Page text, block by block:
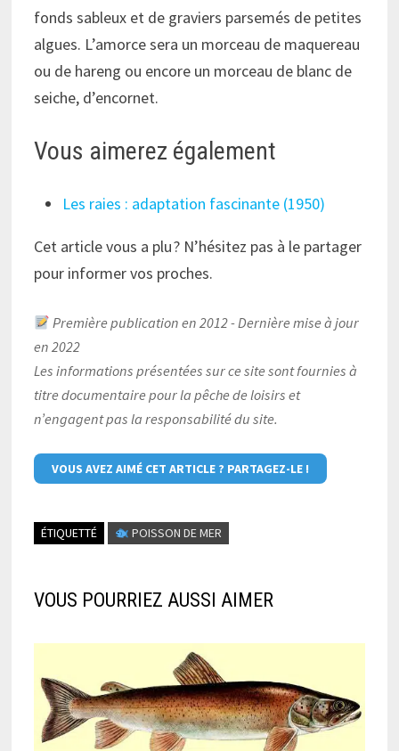
fonds sableux et de graviers parsemés de petites
algues. L’amorce sera un morceau de maquereau
ou de hareng ou encore un morceau de blanc de
seiche, d’encornet.
Vous aimerez également
Les raies : adaptation fascinante (1950)
Cet article vous a plu ? N’hésitez pas à le partager
pour informer vos proches.
Première publication en 2012 - Dernière mise à jour
en 2022
Les informations présentées sur ce site sont fournies à
titre documentaire pour la pêche de loisirs et
n’engagent pas la responsabilité du site.
VOUS AVEZ AIMÉ CET ARTICLE ? PARTAGEZ-LE !
ÉTIQUETTÉ POISSON DE MER
VOUS POURRIEZ AUSSI AIMER